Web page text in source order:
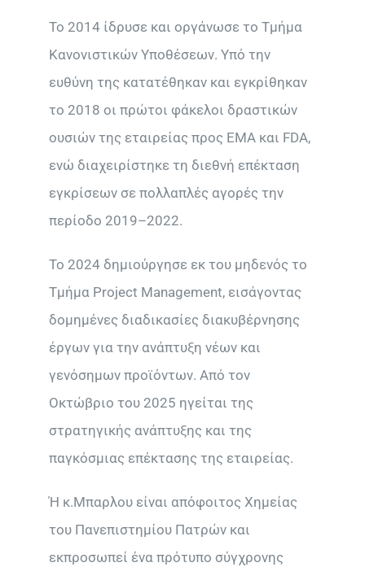
Το 2014 ίδρυσε και οργάνωσε το Τμήμα
Κανονιστικών Υποθέσεων. Υπό την
ευθύνη της κατατέθηκαν και εγκρίθηκαν
το 2018 οι πρώτοι φάκελοι δραστικών
ουσιών της εταιρείας προς EMA και FDA,
ενώ διαχειρίστηκε τη διεθνή επέκταση
εγκρίσεων σε πολλαπλές αγορές την
περίοδο 2019–2022.
Το 2024 δημιούργησε εκ του μηδενός το
Τμήμα Project Management, εισάγοντας
δομημένες διαδικασίες διακυβέρνησης
έργων για την ανάπτυξη νέων και
γενόσημων προϊόντων. Από τον
Οκτώβριο του 2025 ηγείται της
στρατηγικής ανάπτυξης και της
παγκόσμιας επέκτασης της εταιρείας.
Ή κ.Μπαρλου είναι απόφοιτος Χημείας
του Πανεπιστημίου Πατρών και
εκπροσωπεί ένα πρότυπο σύγχρονης